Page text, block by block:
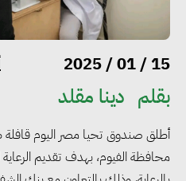
15 / 01 / 2025
بقلم دينا مقلد
أطلق صندوق تحيا مصر اليوم قافلة